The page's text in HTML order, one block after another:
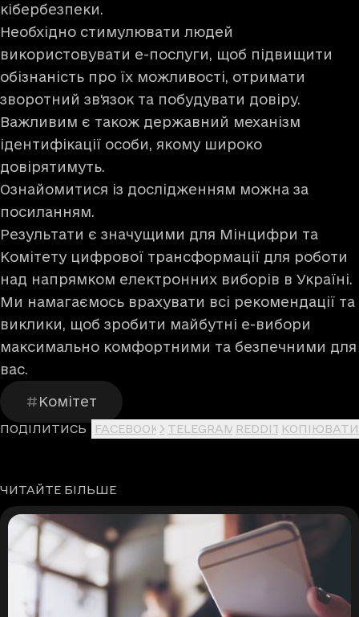
кібербезпеки.
Необхідно стимулювати людей
використовувати е-послуги, щоб підвищити
обізнаність про їх можливості, отримати
зворотний зв'язок та побудувати довіру.
Важливим є також державний механізм
ідентифікації особи, якому широко
довірятимуть.
Ознайомитися із дослідженням можна за
посиланням.
Результати є значущими для Мінцифри та
Комітету цифрової трансформації для роботи
над напрямком електронних виборів в Україні.
Ми намагаємось врахувати всі рекомендації та
виклики, щоб зробити майбутні е-вибори
максимально комфортними та безпечними для
вас.
Комітет
ПОДІЛИТИСЬ FACEBOOK X TELEGRAM REDDIT КОПІЮВАТИ
ЧИТАЙТЕ БІЛЬШЕ